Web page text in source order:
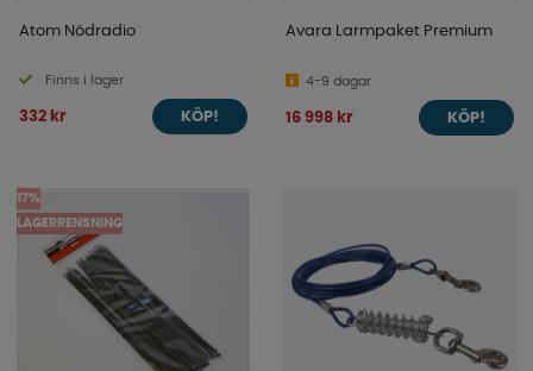
Atom Nödradio
Finns i lager
332 kr KÖP!
Avara Larmpaket Premium
4-9 dagar
16 998 kr KÖP!
17%
LAGERRENSNING